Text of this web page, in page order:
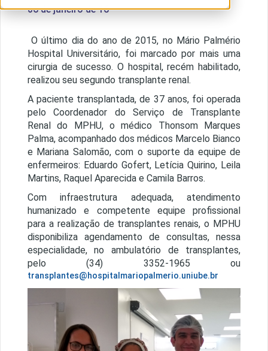
06 de janeiro de 16
O último dia do ano de 2015, no Mário Palmério
Hospital Universitário, foi marcado por mais uma
cirurgia de sucesso. O hospital, recém habilitado,
realizou seu segundo transplante renal.
A paciente transplantada, de 37 anos, foi operada
pelo Coordenador do Serviço de Transplante
Renal do MPHU, o médico Thonsom Marques
Palma, acompanhado dos médicos Marcelo Bianco
e Mariana Salomão, com o suporte da equipe de
enfermeiros: Eduardo Gofert, Letícia Quirino, Leila
Martins, Raquel Aparecida e Camila Barros.
Com infraestrutura adequada, atendimento
humanizado e competente equipe profissional
para a realização de transplantes renais, o MPHU
disponibiliza agendamento de consultas, nessa
especialidade, no ambulatório de transplantes,
pelo (34) 3352-1965 ou
transplantes@hospitalmariopalmerio.uniube.br